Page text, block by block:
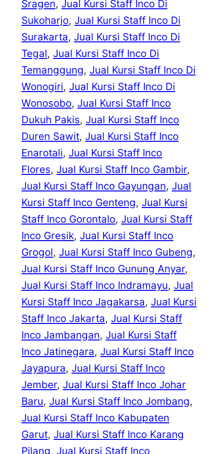
Sragen, Jual Kursi Staff Inco Di
Sukoharjo, Jual Kursi Staff Inco Di
Surakarta, Jual Kursi Staff Inco Di
Tegal, Jual Kursi Staff Inco Di
Temanggung, Jual Kursi Staff Inco Di
Wonogiri, Jual Kursi Staff Inco Di
Wonosobo, Jual Kursi Staff Inco
Dukuh Pakis, Jual Kursi Staff Inco
Duren Sawit, Jual Kursi Staff Inco
Enarotali, Jual Kursi Staff Inco
Flores, Jual Kursi Staff Inco Gambir
Jual Kursi Staff Inco Gayungan, Jual
Kursi Staff Inco Genteng, Jual Kursi
Staff Inco Gorontalo, Jual Kursi Staff
Inco Gresik, Jual Kursi Staff Inco
Grogol, Jual Kursi Staff Inco Gubeng
Jual Kursi Staff Inco Gunung Anyar
Jual Kursi Staff Inco Indramayu, Jual
Kursi Staff Inco Jagakarsa, Jual Kursi
Staff Inco Jakarta, Jual Kursi Staff
Inco Jambangan, Jual Kursi Staff
Inco Jatinegara, Jual Kursi Staff Inco
Jayapura, Jual Kursi Staff Inco
Jember, Jual Kursi Staff Inco Johar
Baru, Jual Kursi Staff Inco Jombang
Jual Kursi Staff Inco Kabupaten
Garut, Jual Kursi Staff Inco Karang
Pilang, Jual Kursi Staff Inco